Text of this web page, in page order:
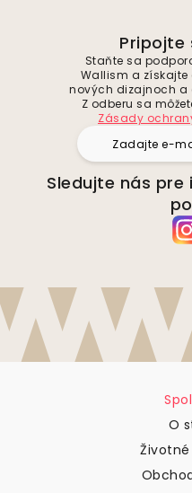
Pripojte
Staňte sa
Wallism a
nových dizajnoch a
Z odberu sa
Zásady
Sledujte nás
O